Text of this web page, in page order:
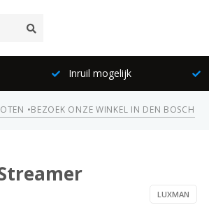
Inruil mogelijk
•BEZOEK ONZE WINKEL IN DEN BOSCH
LUXMAN